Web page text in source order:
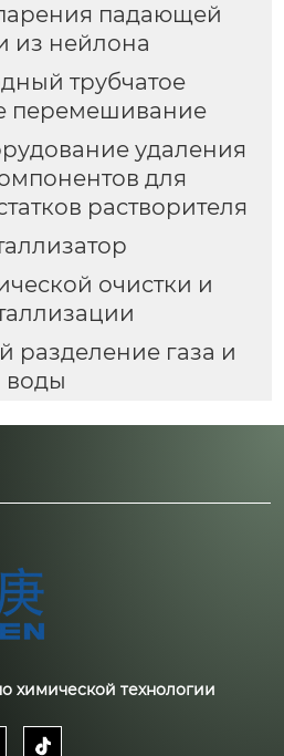
падающей
из нейлона
трубчатое
перемешивание
удаления
для
растворителя
очистки и
разделение газа и
воды
химической технологии
